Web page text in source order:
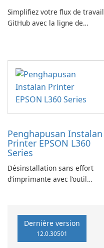
Simplifiez votre flux de travail
GitHub avec la ligne de
Penghapusan Instalan
Printer EPSON L360
Series
Désinstallation sans effort
d’imprimante avec l’outil
Dernière version
12.0.30501